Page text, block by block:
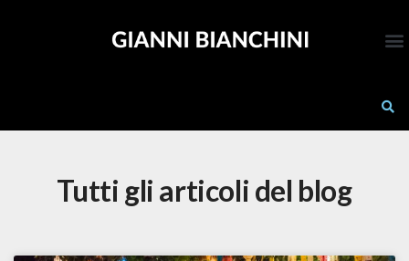
Tutti gli articoli del blog